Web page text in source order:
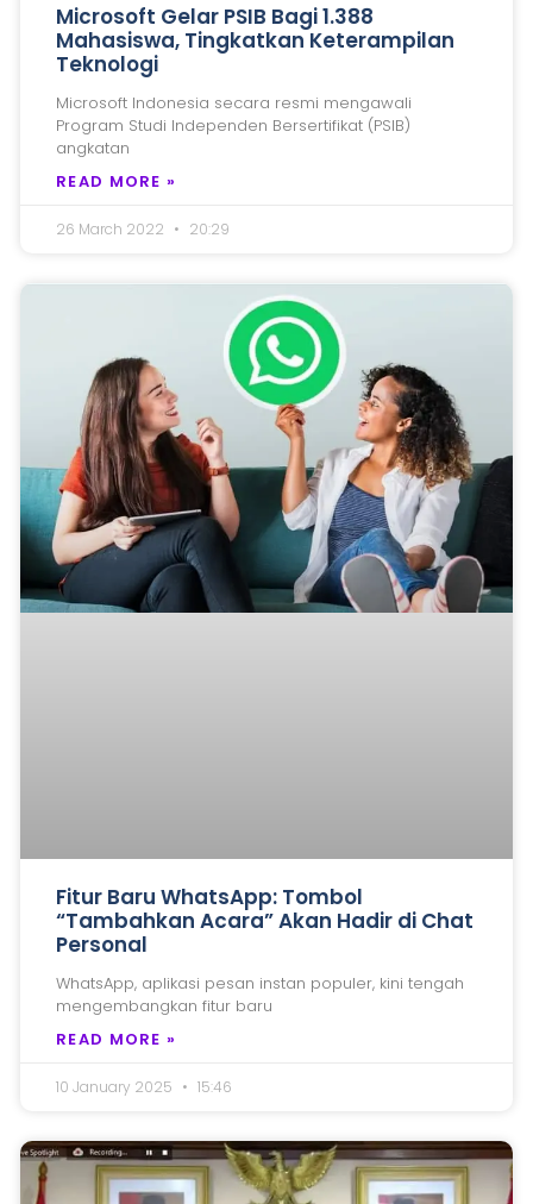
Microsoft Gelar PSIB Bagi 1.388
Mahasiswa, Tingkatkan Keterampilan
Teknologi
Microsoft Indonesia secara resmi mengawali
Program Studi Independen Bersertifikat (PSIB)
angkatan
READ MORE »
26 March 2022 20:29
Fitur Baru WhatsApp: Tombol
“Tambahkan Acara” Akan Hadir di Chat
Personal
WhatsApp, aplikasi pesan instan populer, kini tengah
mengembangkan fitur baru
READ MORE »
10 January 2025 15:46